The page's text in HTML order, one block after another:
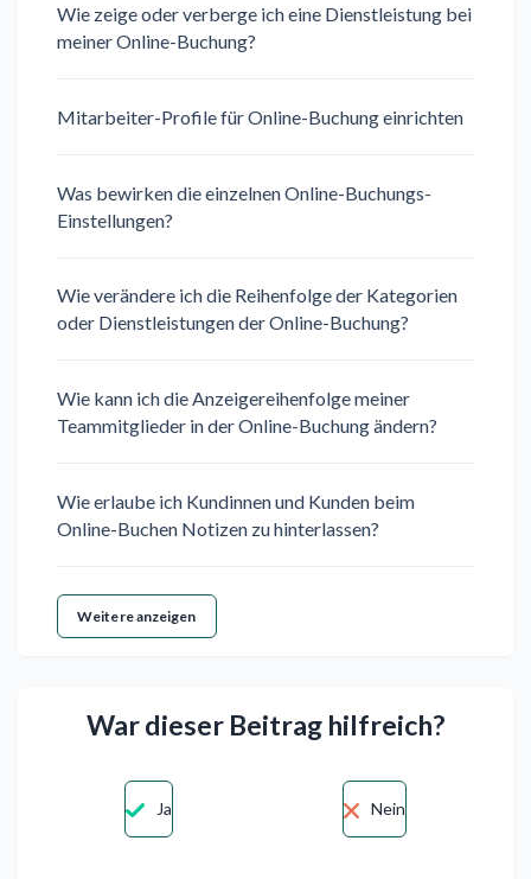
Wie zeige oder verberge ich eine Dienstleistung bei
meiner Online-Buchung?
Mitarbeiter-Profile für Online-Buchung einrichten
Was bewirken die einzelnen Online-Buchungs-
Einstellungen?
Wie verändere ich die Reihenfolge der Kategorien
oder Dienstleistungen der Online-Buchung?
Wie kann ich die Anzeigereihenfolge meiner
Teammitglieder in der Online-Buchung ändern?
Wie erlaube ich Kundinnen und Kunden beim
Online-Buchen Notizen zu hinterlassen?
Weitere anzeigen
War dieser Beitrag hilfreich?
Ja Nein